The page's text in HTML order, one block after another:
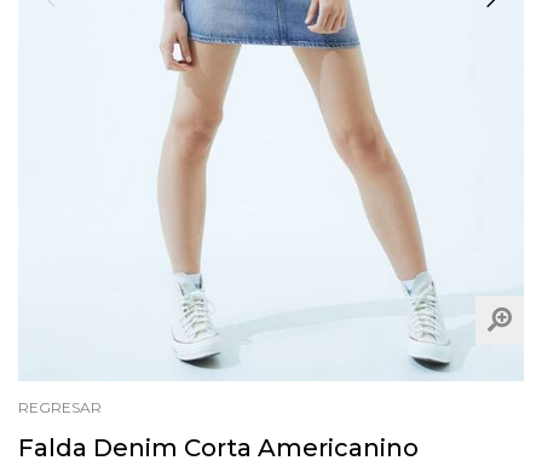
REGRESAR
Falda Denim Corta Americanino